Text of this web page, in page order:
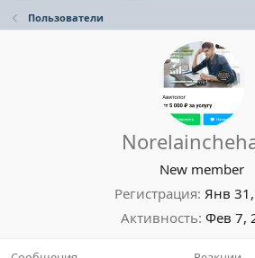
Пользователи
New member
Регистрация Янв
Активность Фев 7,